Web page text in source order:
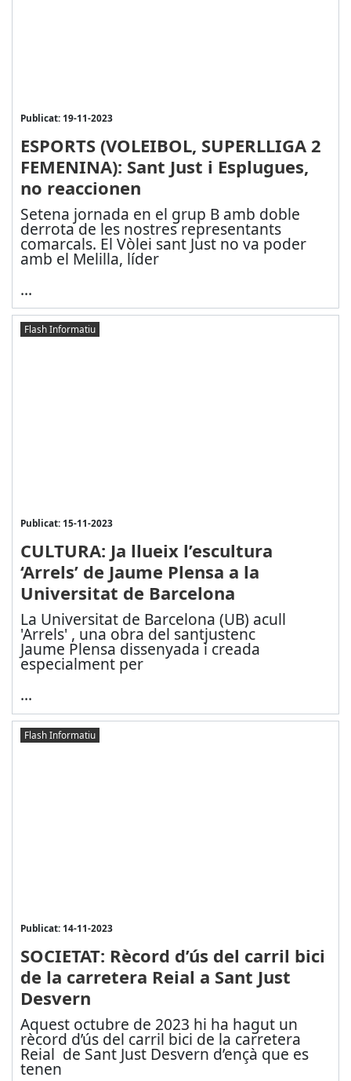
Publicat: 19-11-2023
ESPORTS (VOLEIBOL, SUPERLLIGA 2
FEMENINA): Sant Just i Esplugues,
no reaccionen
Setena jornada en el grup B amb doble
derrota de les nostres representants
comarcals. El Vòlei sant Just no va poder
amb el Melilla, líder
...
Flash Informatiu
Publicat: 15-11-2023
CULTURA: Ja llueix l’escultura
‘Arrels’ de Jaume Plensa a la
Universitat de Barcelona
La Universitat de Barcelona (UB) acull
'Arrels' , una obra del santjustenc
Jaume Plensa dissenyada i creada
especialment per
...
Flash Informatiu
Publicat: 14-11-2023
SOCIETAT: Rècord d’ús del carril bici
de la carretera Reial a Sant Just
Desvern
Aquest octubre de 2023 hi ha hagut un
rècord d’ús del carril bici de la carretera
Reial de Sant Just Desvern d’ençà que es
tenen